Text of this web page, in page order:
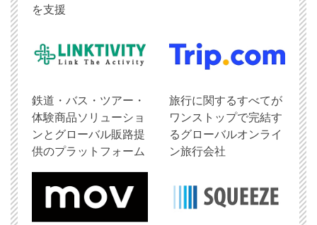
を支援
鉄道・バス・ツアー・
体験商品ソリューショ
ンとグローバル販路提
供のプラットフォーム
旅行に関するすべてが
ワンストップで完結す
るグローバルオンライ
ン旅行会社